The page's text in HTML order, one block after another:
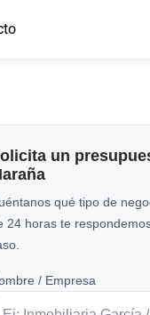
un
qué tipo de
24 horas te
/ Empresa